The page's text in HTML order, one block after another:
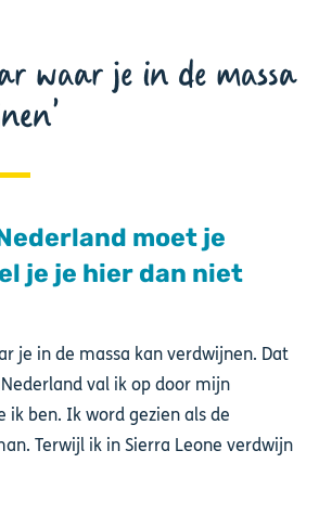
waar je in de massa
moet je
je je hier dan niet
je in de massa kan verdwijnen. Dat
val ik op door mijn
ik ben. Ik word gezien als de
Terwijl ik in Sierra Leone verdwijn